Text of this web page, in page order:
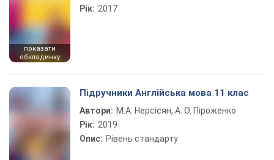
показати
обкладинку
Рік: 2017
Підручники Англійська мова 11 клас
Автори: М.А. Нерсісян, А. О. Піроженко
Рік: 2019
Опис: Рівень стандарту